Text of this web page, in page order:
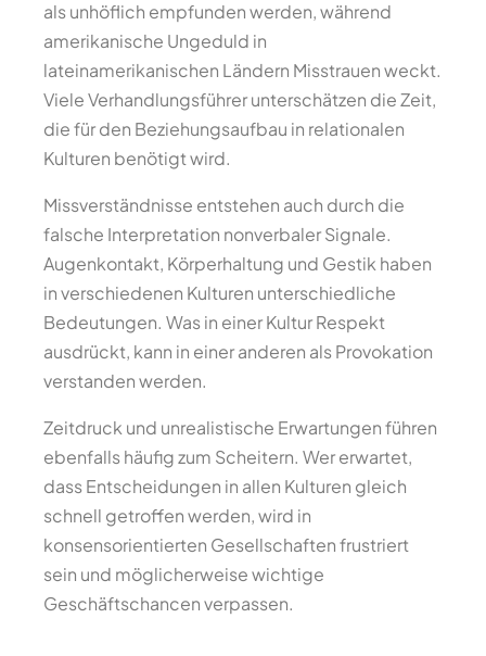
als unhöflich empfunden werden, während
amerikanische Ungeduld in
lateinamerikanischen Ländern Misstrauen weckt.
Viele Verhandlungsführer unterschätzen die Zeit,
die für den Beziehungsaufbau in relationalen
Kulturen benötigt wird.
Missverständnisse entstehen auch durch die
falsche Interpretation nonverbaler Signale.
Augenkontakt, Körperhaltung und Gestik haben
in verschiedenen Kulturen unterschiedliche
Bedeutungen. Was in einer Kultur Respekt
ausdrückt, kann in einer anderen als Provokation
verstanden werden.
Zeitdruck und unrealistische Erwartungen führen
ebenfalls häufig zum Scheitern. Wer erwartet,
dass Entscheidungen in allen Kulturen gleich
schnell getroffen werden, wird in
konsensorientierten Gesellschaften frustriert
sein und möglicherweise wichtige
Geschäftschancen verpassen.